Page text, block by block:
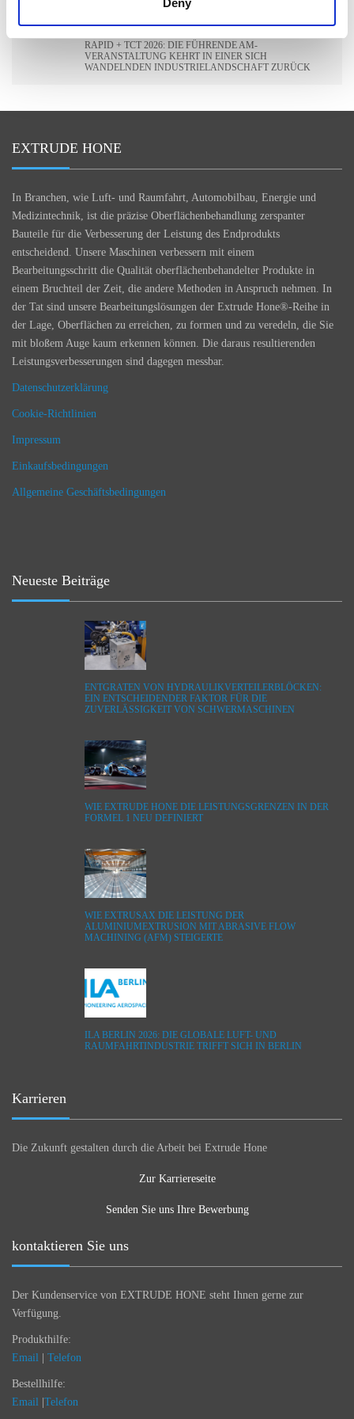
RAPID + TCT 2026: DIE FÜHRENDE AM-
VERANSTALTUNG KEHRT IN EINER SICH
WANDELNDEN INDUSTRIELANDSCHAFT ZURÜCK
EXTRUDE HONE
In Branchen, wie Luft- und Raumfahrt, Automobilbau, Energie und
Medizintechnik, ist die präzise Oberflächenbehandlung zerspanter
Bauteile für die Verbesserung der Leistung des Endprodukts
entscheidend. Unsere Maschinen verbessern mit einem
Bearbeitungsschritt die Qualität oberflächenbehandelter Produkte in
einem Bruchteil der Zeit, die andere Methoden in Anspruch nehmen. In
der Tat sind unsere Bearbeitungslösungen der Extrude Hone®-Reihe in
der Lage, Oberflächen zu erreichen, zu formen und zu veredeln, die Sie
mit bloßem Auge kaum erkennen können. Die daraus resultierenden
Leistungsverbesserungen sind dagegen messbar.
Datenschutzerklärung
Cookie-Richtlinien
Impressum
Einkaufsbedingungen
Allgemeine Geschäftsbedingungen
Neueste Beiträge
ENTGRATEN VON HYDRAULIKVERTEILERBLÖCKEN:
EIN ENTSCHEIDENDER FAKTOR FÜR DIE
ZUVERLÄSSIGKEIT VON SCHWERMASCHINEN
WIE EXTRUDE HONE DIE LEISTUNGSGRENZEN IN DER
FORMEL 1 NEU DEFINIERT
WIE EXTRUSAX DIE LEISTUNG DER
ALUMINIUMEXTRUSION MIT ABRASIVE FLOW
MACHINING (AFM) STEIGERTE
ILA BERLIN 2026: DIE GLOBALE LUFT- UND
RAUMFAHRTINDUSTRIE TRIFFT SICH IN BERLIN
Karrieren
Die Zukunft gestalten durch die Arbeit bei Extrude Hone
Zur Karriereseite
Senden Sie uns Ihre Bewerbung
kontaktieren Sie uns
Der Kundenservice von EXTRUDE HONE steht Ihnen gerne zur
Verfügung.
Produkthilfe:
Email
Telefon
Bestellhilfe:
Email Telefon